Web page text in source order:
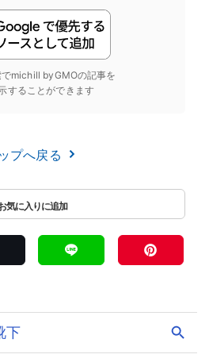
michill byGMOの記事を
することができます
プへ戻る